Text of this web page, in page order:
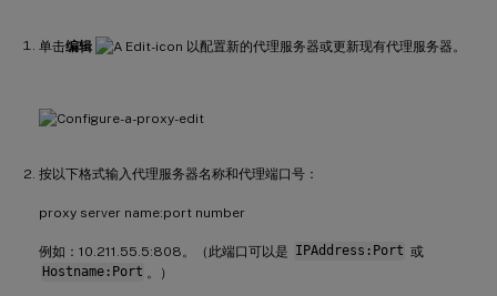
单击编辑 以配置新的代理服务器或更新现有代理服务器。
按以下格式输入代理服务器名称和代理端口号：
proxy server name:port number
例如：10.211.55.5:808。（此端口可以是 IPAddress:Port 或
Hostname:Port 。）